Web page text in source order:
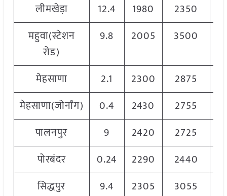
लीमखेड़ा
12.4 1980 2350
महुवा(स्टेशन
रोड)
9.8 2005 3500
मेहसाणा 2.1 2300 2875
मेहसाणा(जोर्नांग)
0.4 2430 2755
पालनपुर
9 2420 2725
पोरबंदर
0.24 2290 2440
सिद्धपुर
9.4 2305 3055